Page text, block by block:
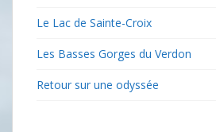
Le Lac de Sainte-Croix
Les Basses Gorges du Verdon
Retour sur une odyssée